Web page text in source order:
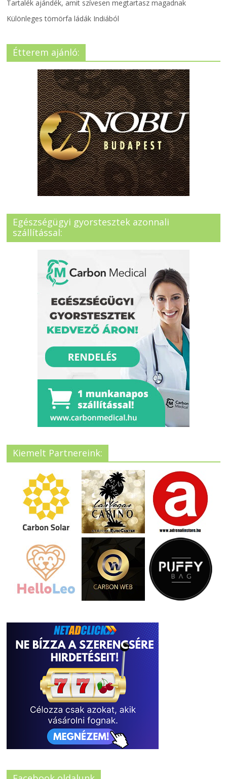
Tartalék ajándék, amit szívesen megtartasz magadnak
Különleges tömörfa ládák Indiából
Étterem ajánló:
Egészségügyi gyorstesztek azonnali
szállítással:
Kiemelt Partnereink: